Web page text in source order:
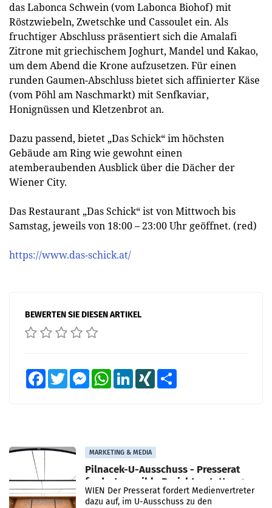
das Labonca Schwein (vom Labonca Biohof) mit
Röstzwiebeln, Zwetschke und Cassoulet ein. Als
fruchtiger Abschluss präsentiert sich die Amalafi
Zitrone mit griechischem Joghurt, Mandel und Kakao,
um dem Abend die Krone aufzusetzen. Für einen
runden Gaumen-Abschluss bietet sich affinierter Käse
(vom Pöhl am Naschmarkt) mit Senfkaviar,
Honignüssen und Kletzenbrot an.
Dazu passend, bietet „Das Schick“ im höchsten
Gebäude am Ring wie gewohnt einen
atemberaubenden Ausblick über die Dächer der
Wiener City.
Das Restaurant „Das Schick“ ist von Mittwoch bis
Samstag, jeweils von 18:00 – 23:00 Uhr geöffnet. (red)
https://www.das-schick.at/
BEWERTEN SIE DIESEN ARTIKEL
FacebookTwitter MessengerWhatsAppLinkedInXING
MARKETING & MEDIA
Pilnacek-U-Ausschuss - Presserat
fordert sensible Berichterstattung
WIEN Der Presserat fordert Medienvertreter
dazu auf, im U-Ausschuss zu den